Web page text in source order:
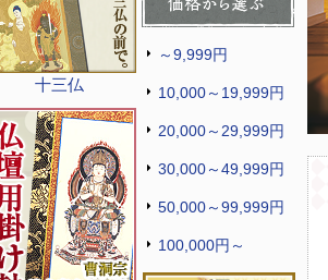
十三仏
～9,999円
10,000～19,999円
20,000～29,999円
30,000～49,999円
50,000～99,999円
100,000円～